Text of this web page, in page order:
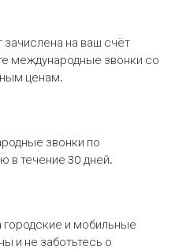
на ваш счёт
международные звонки со
ценам.
звонки по
в течение 30 дней.
городские и мобильные
и не заботьтесь о